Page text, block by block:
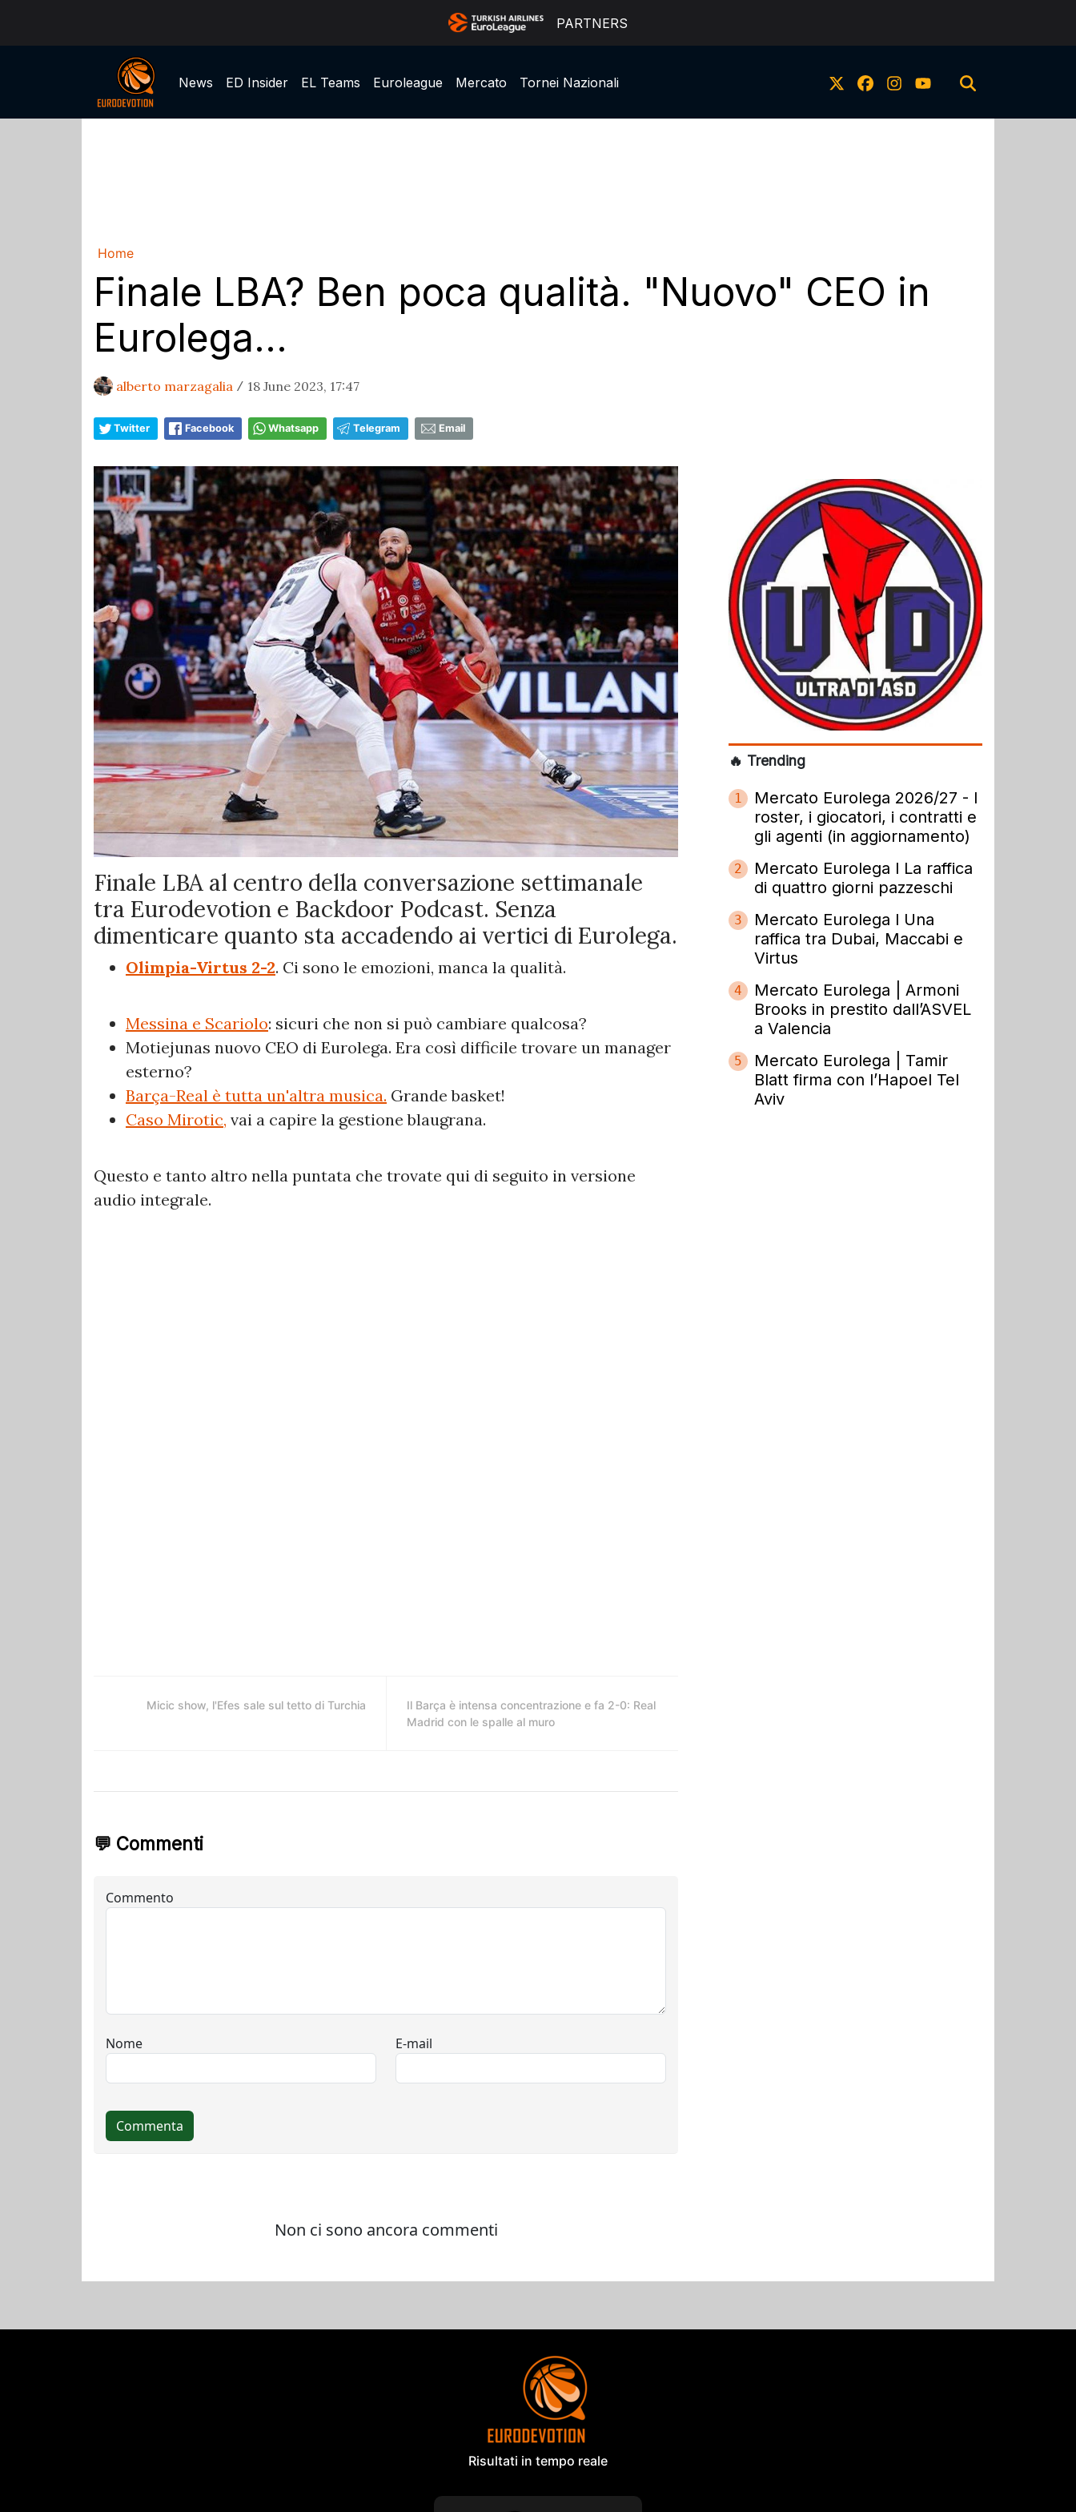
PARTNERS
News ED Insider EL Teams Euroleague Mercato Tornei Nazionali
Home
Finale LBA? Ben poca qualità. "Nuovo" CEO in
Eurolega...
alberto marzagalia / 18 June 2023, 17:47
Twitter Facebook Whatsapp Telegram Email
Finale LBA al centro della conversazione settimanale
tra Eurodevotion e Backdoor Podcast. Senza
dimenticare quanto sta accadendo ai vertici di Eurolega.
Olimpia-Virtus 2-2. Ci sono le emozioni, manca la qualità.
Messina e Scariolo: sicuri che non si può cambiare qualcosa?
Motiejunas nuovo CEO di Eurolega. Era così difficile trovare un manager
esterno?
Barça-Real è tutta un'altra musica. Grande basket!
Caso Mirotic, vai a capire la gestione blaugrana.
Questo e tanto altro nella puntata che trovate qui di seguito in versione
audio integrale.
Micic show, l'Efes sale sul tetto di Turchia
Il Barça è intensa concentrazione e fa 2-0: Real
Madrid con le spalle al muro
💬 Commenti
🔥 Trending
1
Mercato Eurolega 2026/27 - I
roster, i giocatori, i contratti e
gli agenti (in aggiornamento)
2
Mercato Eurolega l La raffica
di quattro giorni pazzeschi
3
Mercato Eurolega l Una
raffica tra Dubai, Maccabi e
Virtus
4
Mercato Eurolega | Armoni
Brooks in prestito dall’ASVEL
a Valencia
5
Mercato Eurolega | Tamir
Blatt firma con l’Hapoel Tel
Aviv
Risultati in tempo reale